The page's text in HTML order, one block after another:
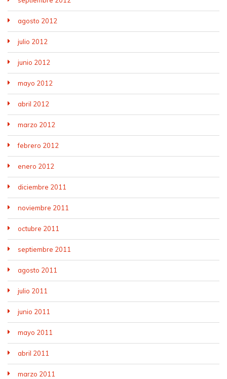
agosto 2012
julio 2012
junio 2012
mayo 2012
abril 2012
marzo 2012
febrero 2012
enero 2012
diciembre 2011
noviembre 2011
octubre 2011
septiembre 2011
agosto 2011
julio 2011
junio 2011
mayo 2011
abril 2011
marzo 2011